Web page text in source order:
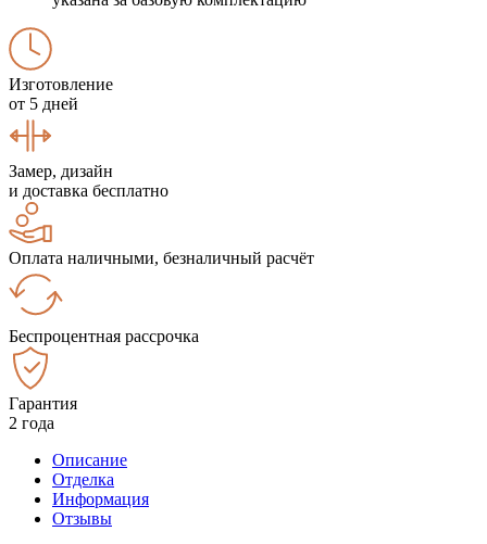
Изготовление
от 5 дней
Замер, дизайн
и доставка бесплатно
Оплата наличными, безналичный расчёт
Беспроцентная рассрочка
Гарантия
2 года
Описание
Отделка
Информация
Отзывы